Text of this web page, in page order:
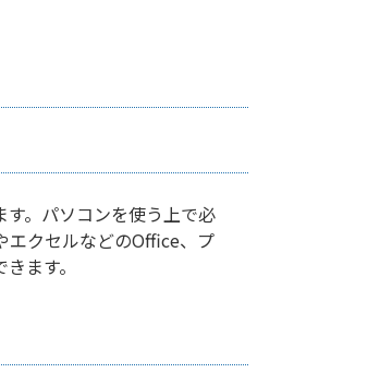
。パソコンを使う上で必
エクセルなどのOffice、プ
ます。